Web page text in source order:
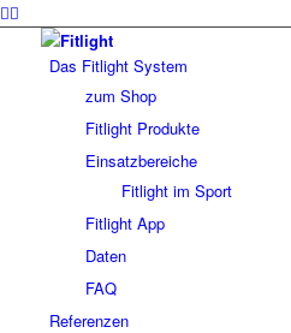
Das Fitlight System
zum Shop
Fitlight Produkte
Einsatzbereiche
Fitlight im Sport
Fitlight App
Daten
FAQ
Referenzen